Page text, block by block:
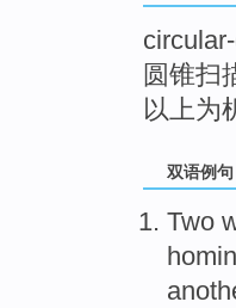
圆锥扫
以上为
双语例句
Two